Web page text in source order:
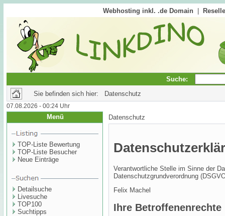
Webhosting inkl. .de Domain
Suche:
Sie befinden sich hier: Datenschutz
07.08.2026 - 00:24 Uhr
Menü
TOP-Liste Bewertung
TOP-Liste Besucher
Neue Einträge
Detailsuche
Livesuche
TOP100
Suchtipps
Datenschutz
Verantwortliche Stelle im Sinne der
Datenschutzgrundverordnung
Felix Machel
Ihre Betroffenenrechte